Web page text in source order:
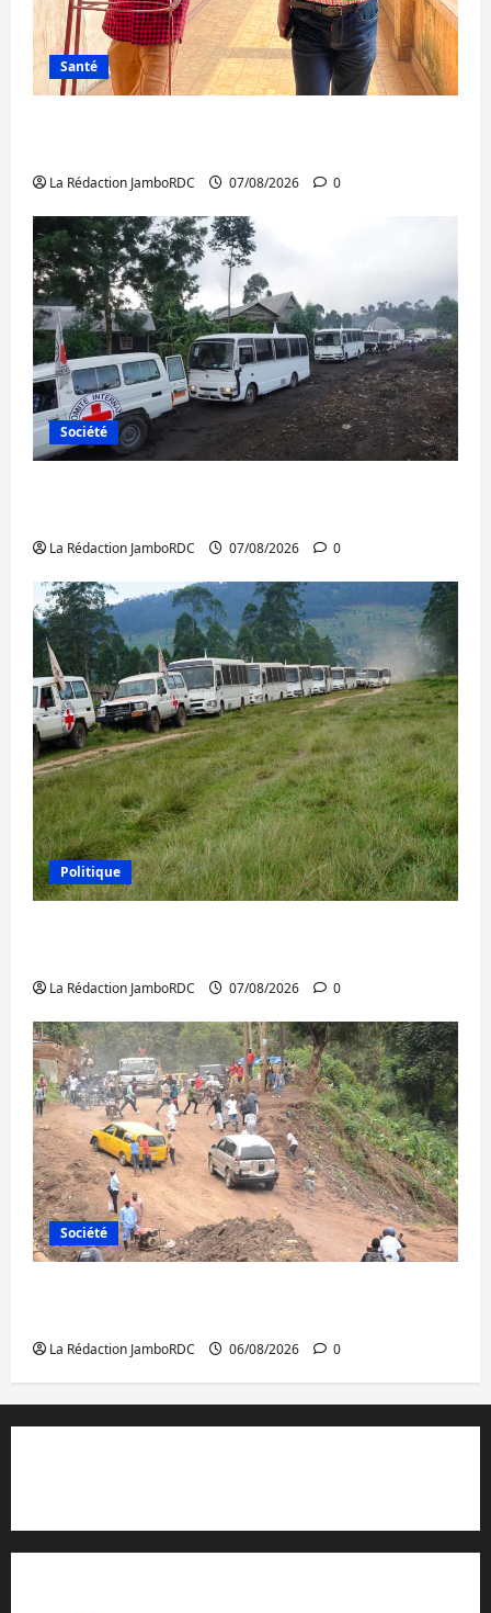
Santé
La Rédaction JamboRDC 07/08/2026 0
Société
La Rédaction JamboRDC 07/08/2026 0
Politique
La Rédaction JamboRDC 07/08/2026 0
Société
La Rédaction JamboRDC 06/08/2026 0